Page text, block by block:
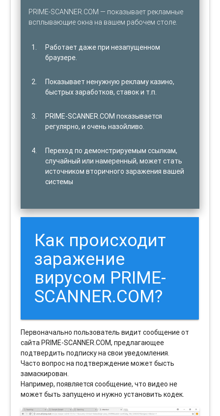
PRIME-SCANNER.COM — показывает рекламные
всплывающие окна на вашем рабочем столе.
Работает даже при незапущенном
браузере.
Показывает ненужную рекламу казино,
быстрых заработков, ставок и т.п.
PRIME-SCANNER.COM показывается
регулярно, и очень назойливо.
Переход по демонстрируемым ссылкам,
случайный или намеренный, может стать
источником вторичного заражения вашей
системы
Как происходит
заражение
вирусом PRIME-
SCANNER.COM?
Первоначально пользователь видит сообщение от
сайта PRIME-SCANNER.COM, предлагающее
подтвердить подписку на свои уведомления.
Часто вопрос на подтверждение может бысть
замаскирован.
Например, появляется сообщение, что видео не
может быть запущено и нужно установить кодек.